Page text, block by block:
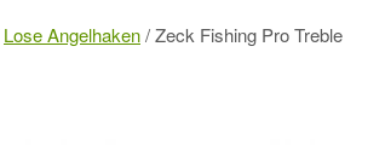
Lose Angelhaken/ Zeck Fishing Pro Treble